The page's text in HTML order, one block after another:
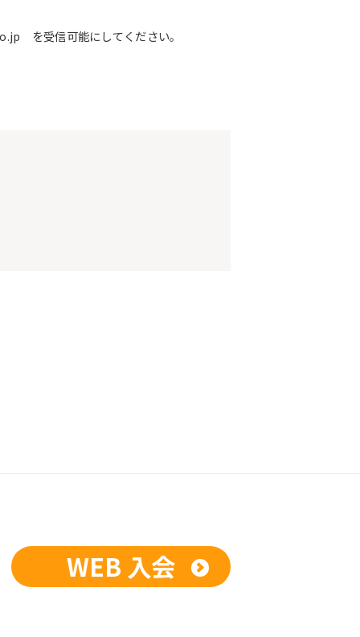
を受信可能にしてください。
WEB 入会